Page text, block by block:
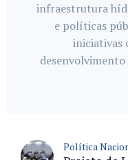
infraestrutura
e políticas
iniciativas
Política